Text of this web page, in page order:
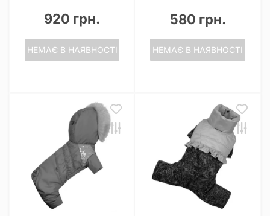
920 грн.
НЕМАЄ В НАЯВНОСТІ
580 грн.
НЕМАЄ В НАЯВНОСТІ